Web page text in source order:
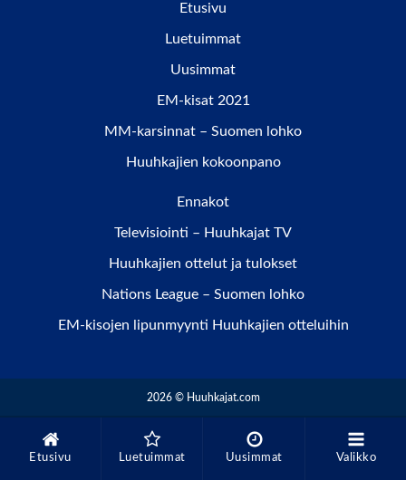
Etusivu Luetuimmat Uusimmat Valikko
Etusivu
Luetuimmat
Uusimmat
EM-kisat 2021
MM-karsinnat – Suomen lohko
Huuhkajien kokoonpano
Ennakot
Televisiointi – Huuhkajat TV
Huuhkajien ottelut ja tulokset
Nations League – Suomen lohko
EM-kisojen lipunmyynti Huuhkajien otteluihin
2026 © Huuhkajat.com